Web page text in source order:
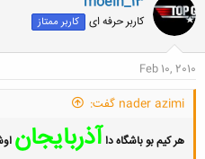
ش
ه
ا
کاربر حرفه ای کاربر ممتاز
Feb 10, 2010
nader azimi گفت:
هر کیم بو باشگاه دا آذربایجان